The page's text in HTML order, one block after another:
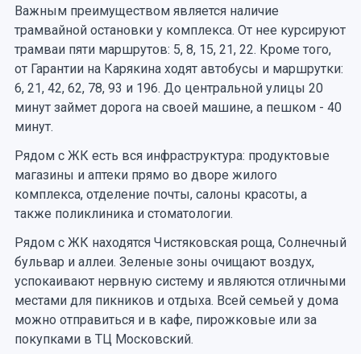
Важным преимуществом является наличие
трамвайной остановки у комплекса. От нее курсируют
трамваи пяти маршрутов: 5, 8, 15, 21, 22. Кроме того,
от Гарантии на Карякина ходят автобусы и маршрутки:
6, 21, 42, 62, 78, 93 и 196. До центральной улицы 20
минут займет дорога на своей машине, а пешком - 40
минут.
Рядом с ЖК есть вся инфраструктура: продуктовые
магазины и аптеки прямо во дворе жилого
комплекса, отделение почты, салоны красоты, а
также поликлиника и стоматологии.
Рядом с ЖК находятся Чистяковская роща, Солнечный
бульвар и аллеи. Зеленые зоны очищают воздух,
успокаивают нервную систему и являются отличными
местами для пикников и отдыха. Всей семьей у дома
можно отправиться и в кафе, пирожковые или за
покупками в ТЦ Московский.